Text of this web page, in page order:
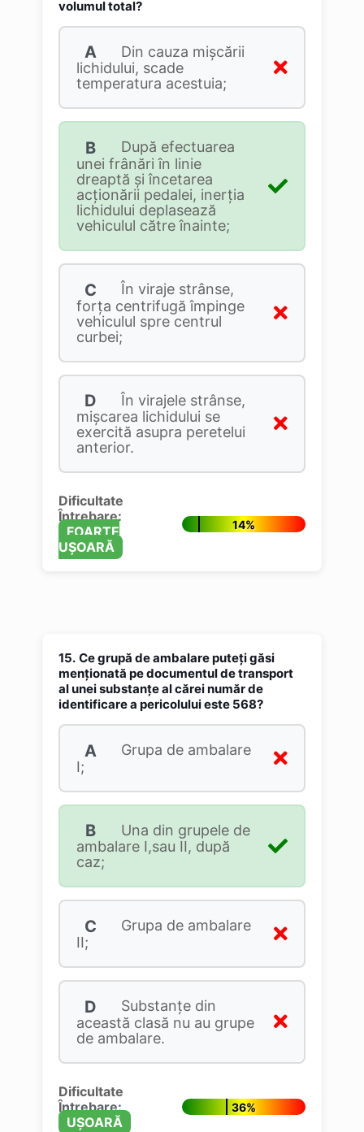
volumul total?
A
Din cauza mişcării
lichidului, scade
temperatura acestuia;
B
După efectuarea
unei frânări în linie
dreaptă şi încetarea
acţionării pedalei, inerţia
lichidului deplasează
vehiculul către înainte;
C
În viraje strânse,
forţa centrifugă împinge
vehiculul spre centrul
curbei;
D
În virajele strânse,
mişcarea lichidului se
exercită asupra peretelui
anterior.
Dificultate
Întrebare:
FOARTE
UȘOARĂ
14%
15. Ce grupă de ambalare puteţi găsi
menţionată pe documentul de transport
al unei substanţe al cărei număr de
identificare a pericolului este 568?
A
Grupa de ambalare
I;
B
Una din grupele de
ambalare I,sau II, după
caz;
C
Grupa de ambalare
II;
D
Substanţe din
această clasă nu au grupe
de ambalare.
Dificultate
Întrebare:
UȘOARĂ
36%